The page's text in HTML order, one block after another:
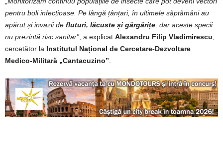
pentru boli infecțioase. Pe lângă țânțari, în ultimele săptămâni au
apărut și invazii de fluturi, lăcuste și gărgărițe , dar aceste specii
nu prezintă risc sanitar” , a explicat Alexandru Filip Vladimirescu
cercetător la Institutul Național de Cercetare-Dezvoltare
Medico-Militară „Cantacuzino”